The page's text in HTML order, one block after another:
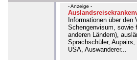
- Anzeige -
Informationen über
Schengenvisum, sowie
anderen Ländern),
Sprachschüler,
USA, Auswanderer...